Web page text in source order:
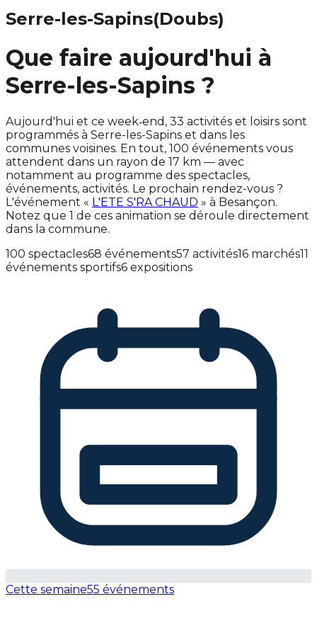
Serre-les-Sapins(Doubs)
Que faire aujourd'hui à
Serre-les-Sapins ?
Aujourd'hui et ce week‑end, 33 activités et loisirs sont
programmés à Serre-les-Sapins et dans les
communes voisines. En tout, 100 événements vous
attendent dans un rayon de 17 km — avec
notamment au programme des spectacles,
événements, activités. Le prochain rendez-vous ?
L'événement « L'ETE S'RA CHAUD » à Besançon.
Notez que 1 de ces animation se déroule directement
dans la commune.
100 spectacles68 événements57 activités16 marchés11
événements sportifs6 expositions
Cette semaine55 événements